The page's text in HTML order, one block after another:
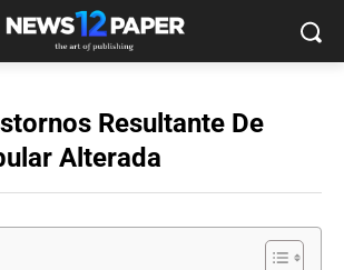
Resultante De
Alterada